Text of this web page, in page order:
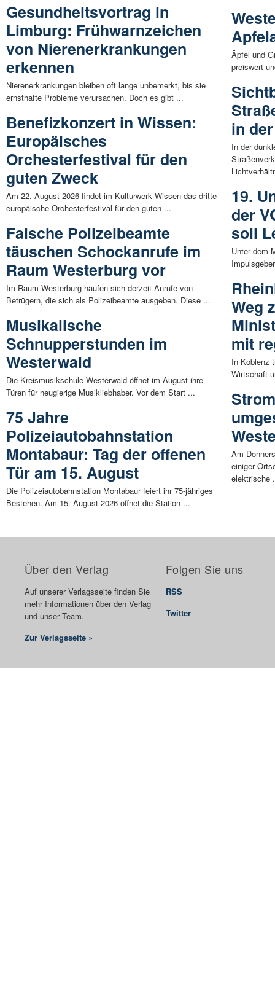
Gesundheitsvortrag in
Limburg: Frühwarnzeichen
von Nierenerkrankungen
erkennen
Nierenerkrankungen bleiben oft lange unbemerkt, bis sie
ernsthafte Probleme verursachen. Doch es gibt ...
Benefizkonzert in Wissen:
Europäisches
Orchesterfestival für den
guten Zweck
Am 22. August 2026 findet im Kulturwerk Wissen das dritte
europäische Orchesterfestival für den guten ...
Falsche Polizeibeamte
täuschen Schockanrufe im
Raum Westerburg vor
Im Raum Westerburg häufen sich derzeit Anrufe von
Betrügern, die sich als Polizeibeamte ausgeben. Diese ...
Musikalische
Schnupperstunden im
Westerwald
Die Kreismusikschule Westerwald öffnet im August ihre
Türen für neugierige Musikliebhaber. Vor dem Start ...
75 Jahre
Polizeiautobahnstation
Montabaur: Tag der offenen
Tür am 15. August
Die Polizeiautobahnstation Montabaur feiert ihr 75-jähriges
Bestehen. Am 15. August 2026 öffnet die Station ...
Äpfel und
preiswert
in
In der
19.
der
soll
Unter dem
Weg
mit
In Koblenz
Wirtschaft
Am
einiger
elektrische
Über den Verlag
Auf unserer Verlagsseite finden Sie
mehr Informationen über den Verlag
und unser Team.
Zur Verlagsseite »
Folgen Sie uns
RSS
Twitter